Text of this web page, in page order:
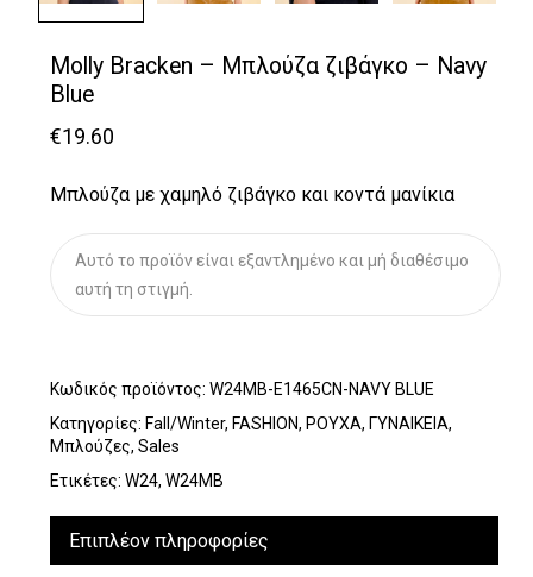
Molly Bracken – Μπλούζα ζιβάγκο – Navy
Blue
€19.60
Μπλούζα με χαμηλό ζιβάγκο και κοντά μανίκια
Αυτό το προϊόν είναι εξαντλημένο και μή διαθέσιμο
αυτή τη στιγμή.
Κωδικός προϊόντος: W24MB-E1465CN-NAVY BLUE
Κατηγορίες: Fall/Winter, FASHION, ΡΟΥΧΑ, ΓΥΝΑΙΚΕΙΑ,
Μπλούζες, Sales
Ετικέτες: W24, W24MB
Επιπλέον πληροφορίες